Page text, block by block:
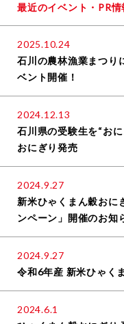
最近のイベント・PR情
2025.10.24
石川の農林漁業まつり
ベント開催！
2024.12.13
石川県の受験生を“お
おにぎり発売
2024.9.27
新米ひゃくまん穀おに
ンペーン」開催のお知
2024.9.27
令和6年産 新米ひゃく
2024.6.1